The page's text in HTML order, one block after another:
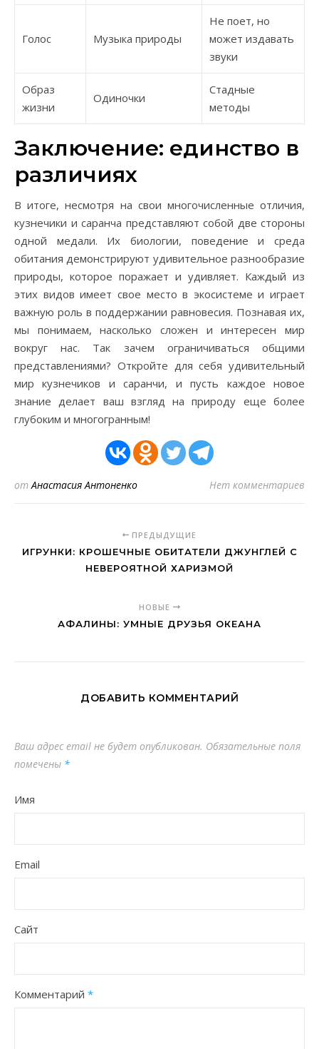
Голос Музыка природы
Не поет, но
может издавать
звуки
Образ
жизни
Одиночки
Стадные
методы
Заключение: единство в
различиях
В итоге, несмотря на свои многочисленные отличия,
кузнечики и саранча представляют собой две стороны
одной медали. Их биологии, поведение и среда
обитания демонстрируют удивительное разнообразие
природы, которое поражает и удивляет. Каждый из
этих видов имеет свое место в экосистеме и играет
важную роль в поддержании равновесия. Познавая их,
мы понимаем, насколько сложен и интересен мир
вокруг нас. Так зачем ограничиваться общими
представлениями? Откройте для себя удивительный
мир кузнечиков и саранчи, и пусть каждое новое
знание делает ваш взгляд на природу еще более
глубоким и многогранным!
отАнастасия Антоненко Нет комментариев
ПРЕДЫДУЩИЕ
ИГРУНКИ: КРОШЕЧНЫЕ ОБИТАТЕЛИ ДЖУНГЛЕЙ С
НЕВЕРОЯТНОЙ ХАРИЗМОЙ
НОВЫЕ
АФАЛИНЫ: УМНЫЕ ДРУЗЬЯ ОКЕАНА
ДОБАВИТЬ КОММЕНТАРИЙ
Ваш адрес email не будет опубликован. Обязательные поля
помечены *
Имя
Email
Сайт
Комментарий *